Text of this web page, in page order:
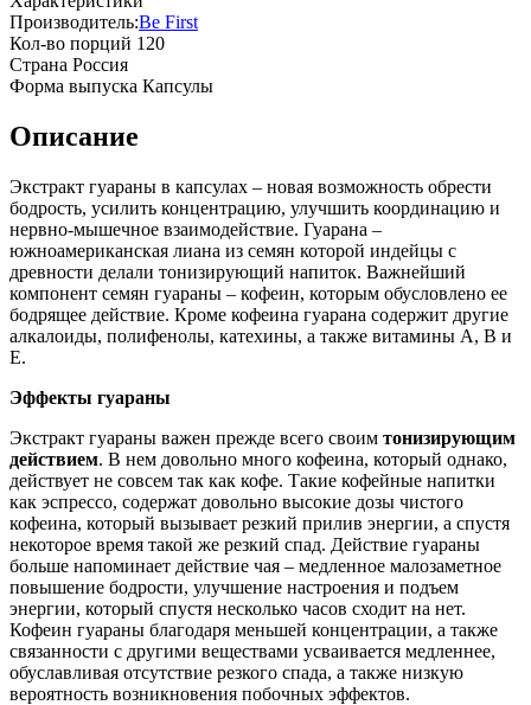
Производитель:Be First
Кол-во порций 120
Страна Россия
Форма выпуска Капсулы
Описание
Экстракт гуараны в капсулах – новая возможность обрести
бодрость, усилить концентрацию, улучшить координацию и
нервно-мышечное взаимодействие. Гуарана –
южноамериканская лиана из семян которой индейцы с
древности делали тонизирующий напиток. Важнейший
компонент семян гуараны – кофеин, которым обусловлено ее
бодрящее действие. Кроме кофеина гуарана содержит другие
алкалоиды, полифенолы, катехины, а также витамины А, В и
Е.
Эффекты гуараны
Экстракт гуараны важен прежде всего своим тонизирующим
действием. В нем довольно много кофеина, который однако,
действует не совсем так как кофе. Такие кофейные напитки
как эспрессо, содержат довольно высокие дозы чистого
кофеина, который вызывает резкий прилив энергии, а спустя
некоторое время такой же резкий спад. Действие гуараны
больше напоминает действие чая – медленное малозаметное
повышение бодрости, улучшение настроения и подъем
энергии, который спустя несколько часов сходит на нет.
Кофеин гуараны благодаря меньшей концентрации, а также
связанности с другими веществами усваивается медленнее,
обуславливая отсутствие резкого спада, а также низкую
вероятность возникновения побочных эффектов.